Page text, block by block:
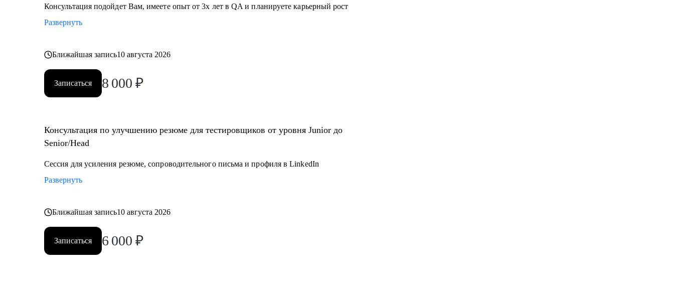
• Начинающий / Junior QA
• QA Lead
Консультация подойдет Вам, имеете опыт от 3х лет в QA и планируете карьерный рост
Развернуть
Ближайшая запись10 августа 2026
Записаться 8 000 ₽
Консультация по улучшению резюме для тестировщиков от уровня Junior до
Senior/Head
Сессия для усиления резюме, сопроводительного письма и профиля в LinkedIn
Развернуть
Ближайшая запись10 августа 2026
Записаться 6 000 ₽